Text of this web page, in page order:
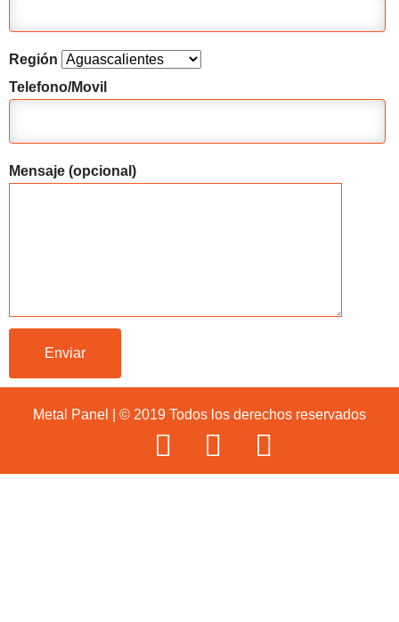
Región
Telefono/Movil
Mensaje (opcional)
Metal Panel | © 2019 Todos los derechos reservados